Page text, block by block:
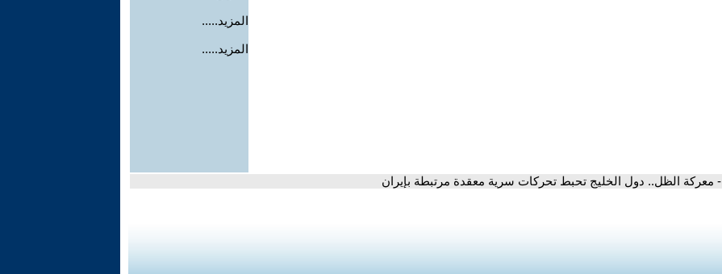
المزيد.....
المزيد.....
- معركة الظل.. دول الخليج تحبط تحركات سرية معقدة مرتبطة بإيران